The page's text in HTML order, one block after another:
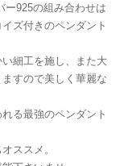
ー925の組み合わせは
ズ付きのペンダント
細工を施し、また大
すので美しく華麗な
る最強のペンダント
ススメ。